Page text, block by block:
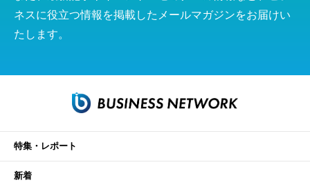
ネスに役立つ情報を掲載したメールマガジンをお届けい
たします。
特集・レポート
新着